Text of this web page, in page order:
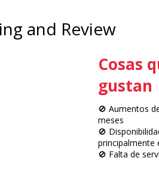
and Review
Cosas
gustan
🚫 Aumentos
meses
🚫
principalmente
🚫 Falta de